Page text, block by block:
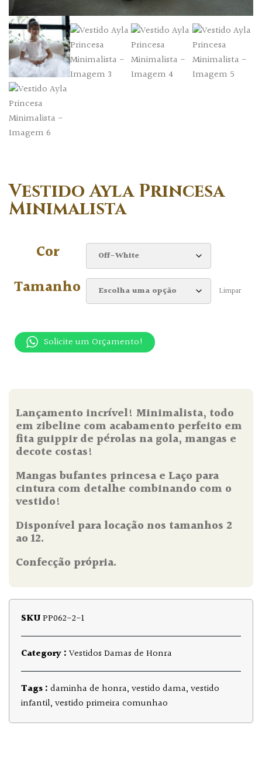
Vestido Ayla Princesa
Minimalista
Cor
Tamanho
Limpar
Solicite um Orçamento!
Lançamento incrível! Minimalista, todo
em zibeline com acabamento perfeito em
fita guippir de pérolas na gola, mangas e
decote costas!
Mangas bufantes princesa e Laço para
cintura com detalhe combinando com o
vestido!
Disponível para locação nos tamanhos 2
ao 12.
Confecção própria.
SKUPP062-2-1
Category : Vestidos Damas de Honra
Tags : daminha de honra, vestido dama, vestido
infantil, vestido primeira comunhao